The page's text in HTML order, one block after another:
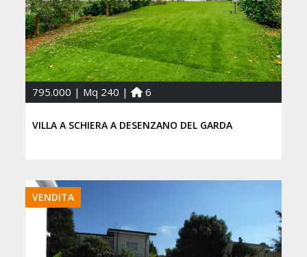
795.000 | Mq 240 | 6
VILLA A SCHIERA A DESENZANO DEL GARDA
VENDITA